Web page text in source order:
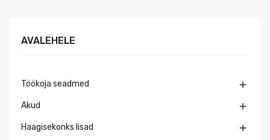
AVALEHELE
Töökoja seadmed 
Akud 
Haagisekonks lisad 